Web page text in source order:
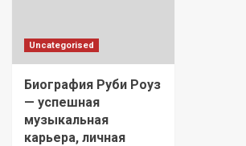
Uncategorised
Биография Руби Роуз
— успешная
музыкальная
карьера, личная